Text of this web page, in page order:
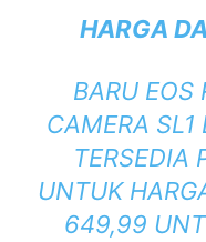
HARGA
BARU EOS
CAMERA
TERSEDIA
UNTUK
649,99